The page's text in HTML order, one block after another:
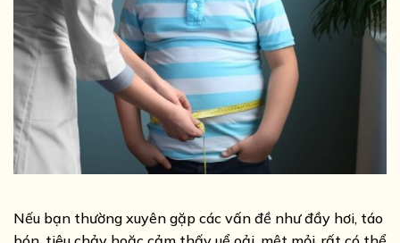
Nếu bạn thường xuyên gặp các vấn đề như đầy hơi, táo